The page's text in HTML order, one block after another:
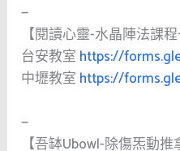
—
【閱讀心靈-水晶陣法課
台安教室 https://
中壢教室 https://
—
【吾缽Ubowl-除傷炁動推